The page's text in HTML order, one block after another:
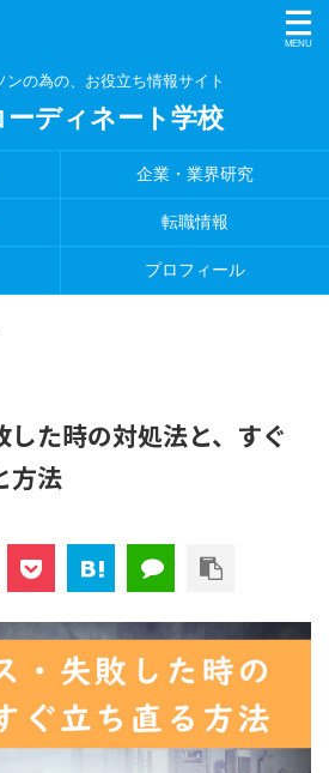
ンの為の、お役立ち情報サイト
ーディネート学校
企業・業界研究
転職情報
プロフィール
た時の対処法と、すぐ
方法